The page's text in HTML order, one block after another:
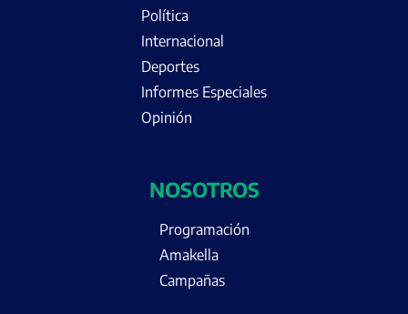
Política
Internacional
Deportes
Informes Especiales
Opinión
NOSOTROS
Programación
Amakella
Campañas